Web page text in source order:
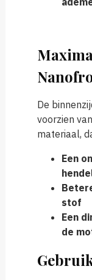
De
voorzien
materiaal,
Een
stof
Een
de